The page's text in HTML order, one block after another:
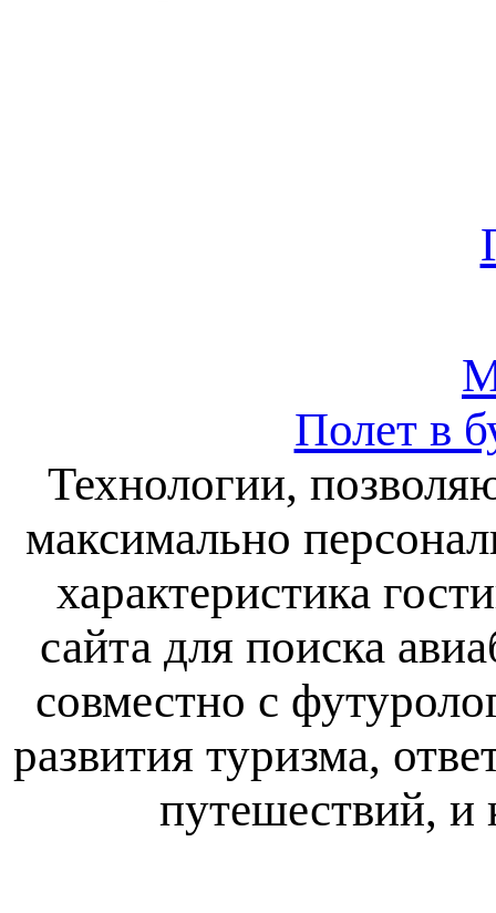
Полет в
Технологии,
максимально
характеристика
сайта для поиска
совместно с
развития туризма,
путешествий, и